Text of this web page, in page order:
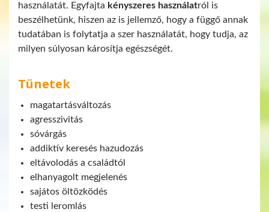
használatát. Egyfajta kényszeres használatról is
beszélhetünk, hiszen az is jellemző, hogy a függő annak
tudatában is folytatja a szer használatát, hogy tudja, az
milyen súlyosan károsítja egészségét.
Tünetek
magatartásváltozás
agresszivitás
sóvárgás
addiktív keresés hazudozás
eltávolodás a családtól
elhanyagolt megjelenés
sajátos öltözködés
testi leromlás